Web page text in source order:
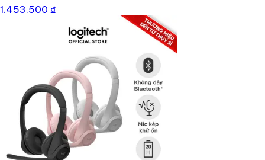
1.453.500 ₫